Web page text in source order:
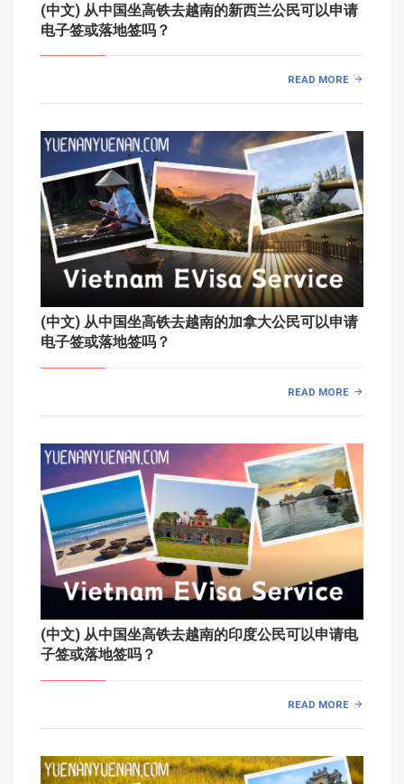
(中文) 从中国坐高铁去越南的新西兰公民可以申请
电子签或落地签吗？
READ MORE
(中文) 从中国坐高铁去越南的加拿大公民可以申请
电子签或落地签吗？
READ MORE
(中文) 从中国坐高铁去越南的印度公民可以申请电
子签或落地签吗？
READ MORE